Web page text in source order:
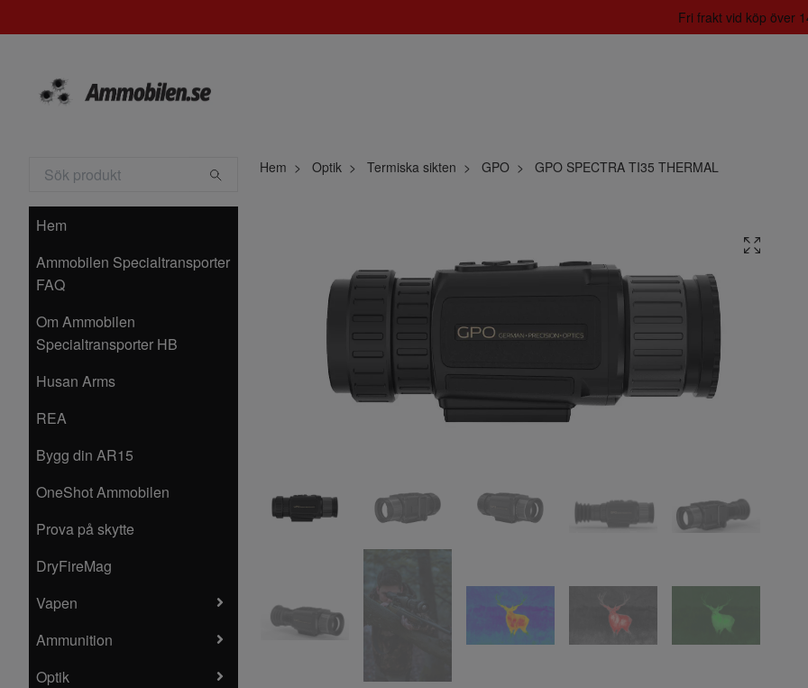
Fri frakt vid köp över
Hem
Ammobilen Specialtransporter
FAQ
Om Ammobilen
Specialtransporter HB
Husan Arms
REA
Bygg din AR15
OneShot Ammobilen
Prova på skytte
DryFireMag
Vapen
Ammunition
Optik
Hem Optik Termiska sikten GPO GPO SPECTRA TI35 THERMAL